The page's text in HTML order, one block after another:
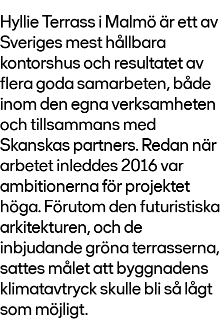
Hyllie Terrass i Malmö är ett av
Sveriges mest hållbara
kontorshus och resultatet av
flera goda samarbeten, både
inom den egna verksamheten
och tillsammans med
Skanskas partners. Redan när
arbetet inleddes 2016 var
ambitionerna för projektet
höga. Förutom den futuristiska
arkitekturen, och de
inbjudande gröna terrasserna,
sattes målet att byggnadens
klimatavtryck skulle bli så lågt
som möjligt.